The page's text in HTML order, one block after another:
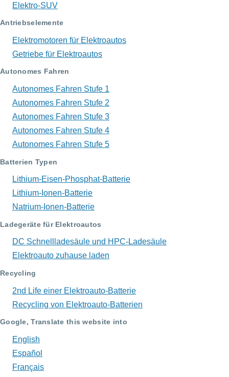
Elektro-SUV
Antriebselemente
Elektromotoren für Elektroautos
Getriebe für Elektroautos
Autonomes Fahren
Autonomes Fahren Stufe 1
Autonomes Fahren Stufe 2
Autonomes Fahren Stufe 3
Autonomes Fahren Stufe 4
Autonomes Fahren Stufe 5
Batterien Typen
Lithium-Eisen-Phosphat-Batterie
Lithium-Ionen-Batterie
Natrium-Ionen-Batterie
Ladegeräte für Elektroautos
DC Schnellladesäule und HPC-Ladesäule
Elektroauto zuhause laden
Recycling
2nd Life einer Elektroauto-Batterie
Recycling von Elektroauto-Batterien
Google, Translate this website into
English
Español
Français